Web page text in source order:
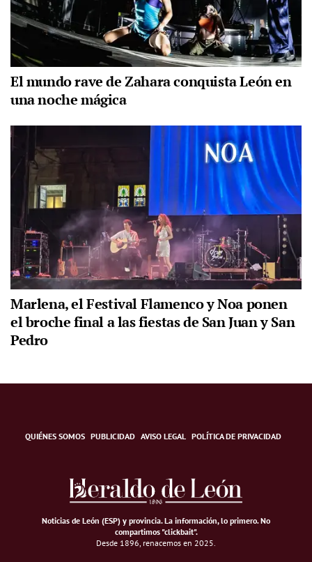
El mundo rave de Zahara conquista León en
una noche mágica
Marlena, el Festival Flamenco y Noa ponen
el broche final a las fiestas de San Juan y San
Pedro
QUIÉNES SOMOS PUBLICIDAD AVISO LEGAL POLÍTICA DE PRIVACIDAD
Noticias de León (ESP) y provincia. La información, lo primero.No
compartimos "clickbait".
Desde 1896, renacemos en 2025.